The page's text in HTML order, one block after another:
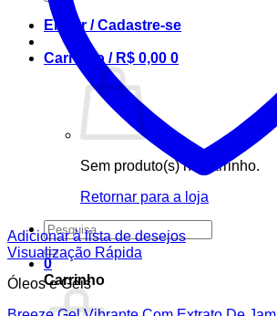
Entrar / Cadastre-se
Carrinho / R$ 0,00 0
Sem produto(s) no carrinho.
Retornar para a loja
Pesquisar
por:
0
Carrinho
Adicionar à lista de desejos
Visualização Rápida
Óleos e Géis